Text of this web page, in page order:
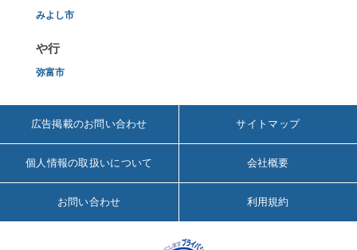
みよし市
や行
弥富市
広告掲載のお問い合わせ サイトマップ
個人情報の取扱いについて 会社概要
お問い合わせ 利用規約